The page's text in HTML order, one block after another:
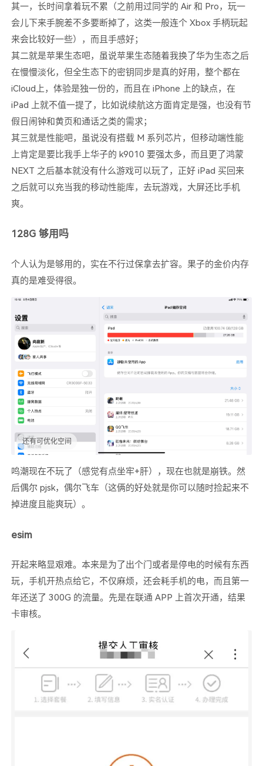
其一，长时间拿着玩不累（之前用过同学的 Air 和 Pro，玩一
会儿下来手腕差不多要断掉了，这类一般连个 Xbox 手柄玩起
来会比较好一些），而且手感好；
其二就是苹果生态吧，虽说苹果生态随着我换了华为生态之后
在慢慢淡化，但全生态下的密钥同步是真的好用，整个都在
iCloud上，体验是独一份的，而且在 iPhone 上的缺点，在
iPad 上就不值一提了，比如说续航这方面肯定是强，也没有节
假日闹钟和黄页和通话之类的需求；
其三就是性能吧，虽说没有搭载 M 系列芯片，但移动端性能
上肯定是要比我手上华子的 k9010 要强太多，而且更了鸿蒙
NEXT 之后基本就没有什么游戏可以玩了，正好 iPad 买回来
之后就可以充当我的移动性能库，去玩游戏，大屏还比手机
爽。
128G 够用吗
个人认为是够用的，实在不行过保拿去扩容。果子的金价内存
真的是难受得很。
还有可优化空间
鸣潮现在不玩了（感觉有点坐牢+肝），现在也就是崩铁。然
后偶尔 pjsk，偶尔飞车（这俩的好处就是你可以随时捡起来不
掉进度且能爽玩）。
esim
开起来略显艰难。本来是为了出个门或者是停电的时候有东西
玩，手机开热点给它，不仅麻烦，还会耗手机的电，而且第一
年还送了 300G 的流量。先是在联通 APP 上首次开通，结果
卡审核。